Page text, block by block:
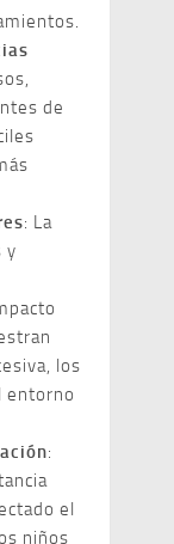
de
: La
y
los
entorno
:
el
niños